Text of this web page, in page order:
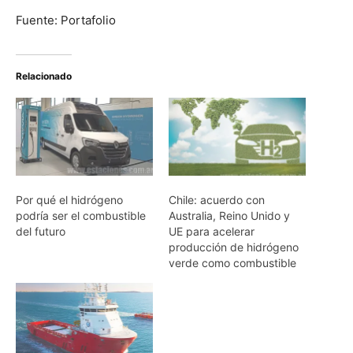
Fuente: Portafolio
Relacionado
Por qué el hidrógeno
podría ser el combustible
del futuro
Chile: acuerdo con
Australia, Reino Unido y
UE para acelerar
producción de hidrógeno
verde como combustible